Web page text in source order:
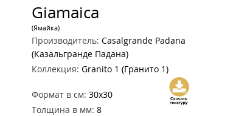
Giamaica
(Ямайка)
Производитель: Casalgrande Padana
(Казальгранде Падана)
Коллекция: Granito 1 (Гранито 1)
Формат в см: 30x30
Толщина в мм: 8